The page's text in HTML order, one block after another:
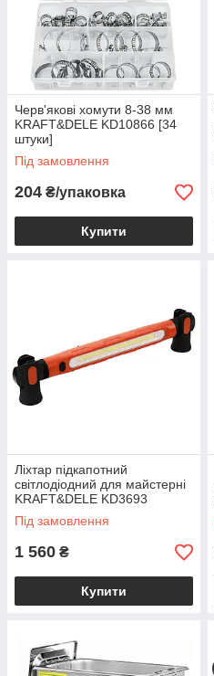
Черв'якові хомути 8-38 мм
KRAFT&DELE KD10866 [34
штуки]
Під замовлення
204 ₴/упаковка
Купити
Ліхтар підкапотний
світлодіодний для майстерні
KRAFT&DELE KD3693
Під замовлення
1 560 ₴
Купити